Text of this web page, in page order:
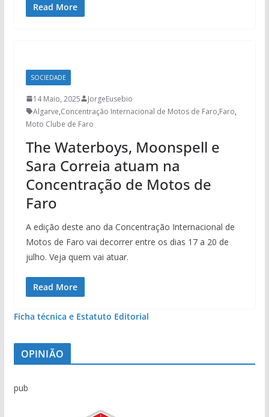
Read More
SOCIEDADE
14 Maio, 2025
JorgeEusebio
Algarve,Concentração Internacional de Motos de Faro,Faro,
Moto Clube de Faro
The Waterboys, Moonspell e
Sara Correia atuam na
Concentração de Motos de
Faro
A edição deste ano da Concentração Internacional de
Motos de Faro vai decorrer entre os dias 17 a 20 de
julho. Veja quem vai atuar.
Read More
Ficha técnica e Estatuto Editorial
OPINIÃO
pub